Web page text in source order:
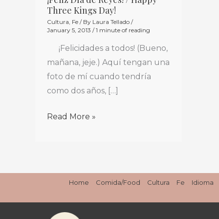
Three Kings Day!
Cultura Fe / By Laura Tellado /
January 5, 2013 /1 minute of reading
¡Felicidades a todos! (Bueno,
mañana, jeje.) Aquí tengan una
foto de mí cuando tendría
como dos años, […]
Día
de
Reyes!
Happy
Day!
Read More »
Home Comida/Food Cultura Fe Idioma